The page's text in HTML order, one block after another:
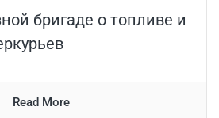
бригаде о топливе и
Read More